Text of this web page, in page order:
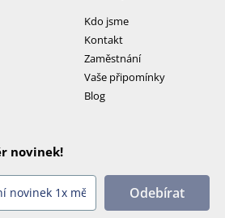
Kdo jsme
Kontakt
Zaměstnání
Vaše připomínky
Blog
novinek!
Odebírat